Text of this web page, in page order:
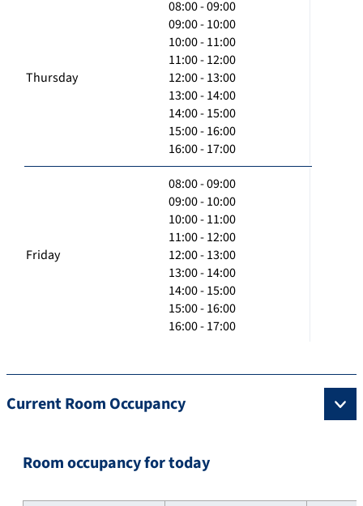
Thursday
08:00 - 09:00
09:00 - 10:00
10:00 - 11:00
11:00 - 12:00
12:00 - 13:00
13:00 - 14:00
14:00 - 15:00
15:00 - 16:00
16:00 - 17:00
Friday
08:00 - 09:00
09:00 - 10:00
10:00 - 11:00
11:00 - 12:00
12:00 - 13:00
13:00 - 14:00
14:00 - 15:00
15:00 - 16:00
16:00 - 17:00
Current Room Occupancy
Room occupancy for today